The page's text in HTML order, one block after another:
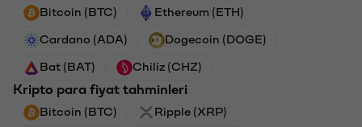
Bitcoin (BTC) Ethereum (ETH)
Cardano (ADA) Dogecoin (DOGE)
Bat (BAT) Chiliz (CHZ)
Kripto para fiyat tahminleri
Bitcoin (BTC) Ripple (XRP)